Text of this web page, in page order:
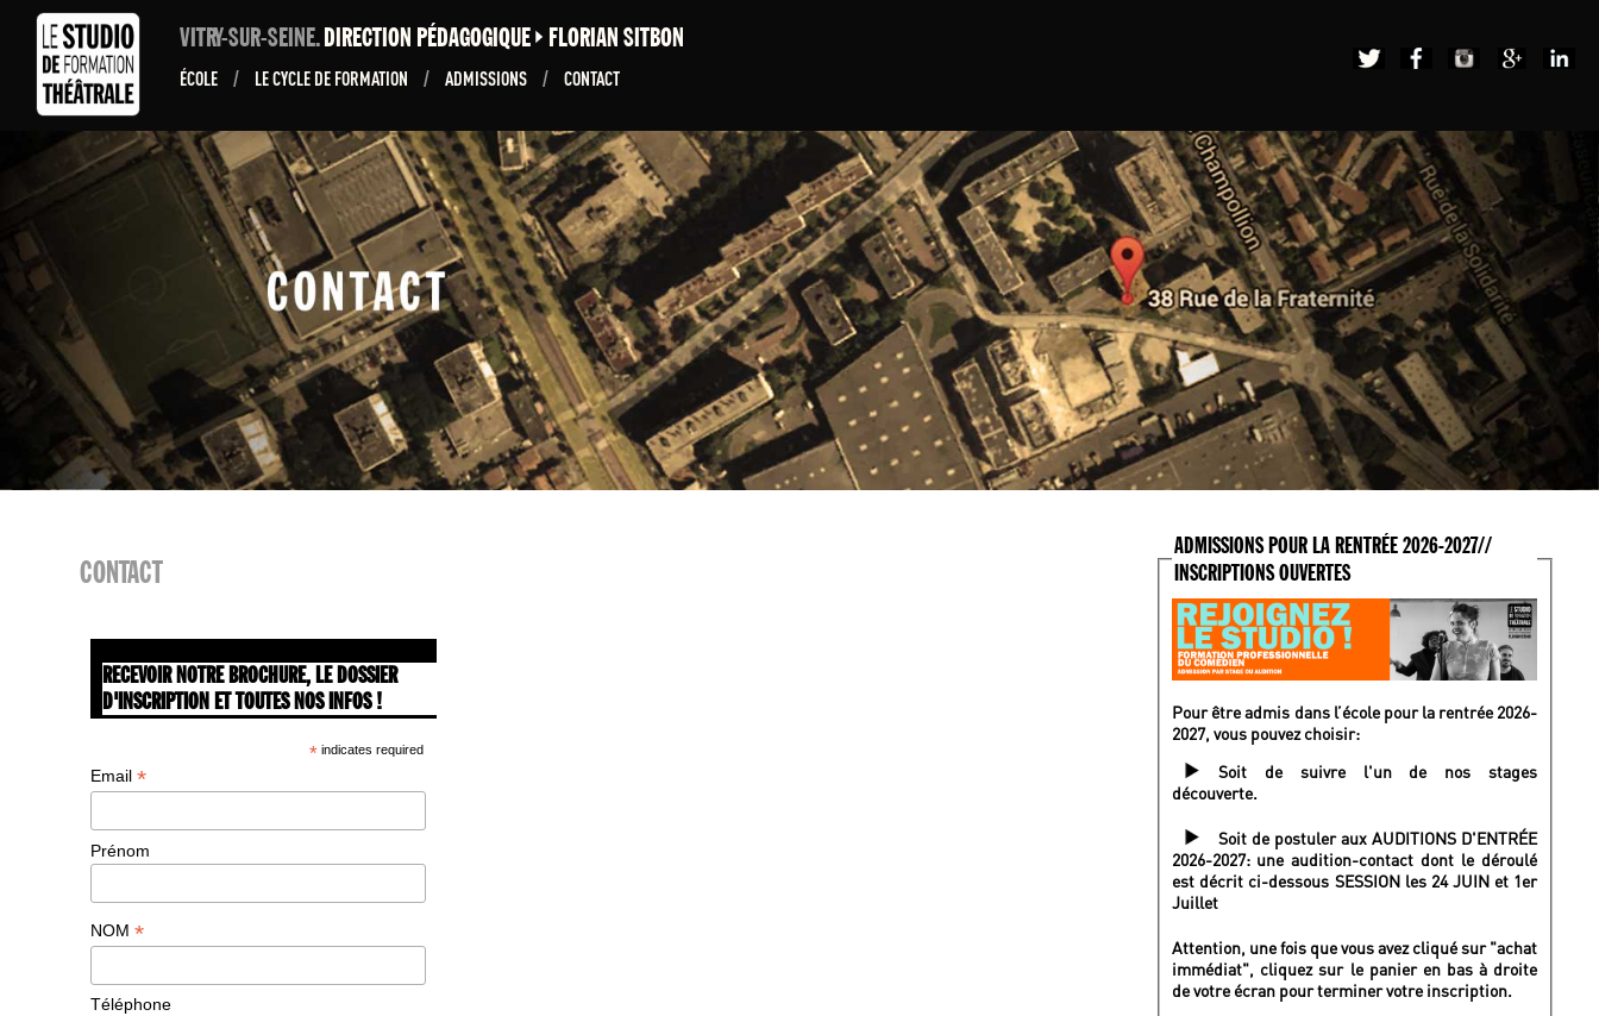
VITRY-SUR-SEINE.DIRECTION PÉDAGOGIQUE FLORIAN SITBON
ÉCOLE / LE CYCLE DE FORMATION / ADMISSIONS / CONTACT
CONTACT
RECEVOIR NOTRE BROCHURE, LE DOSSIER
D'INSCRIPTION ET TOUTES NOS INFOS !
*indicates required
Email*
Prénom
NOM*
Téléphone
ADMISSIONS POUR LA RENTRÉE 2026-2027//
INSCRIPTIONS OUVERTES
Pour être admis dans l’école pour la rentrée 2026-
2027, vous pouvez choisir:
Soit de suivre l'un de nos stages
découverte.
Soit de postuler aux AUDITIONS D'ENTRÉE
2026-2027: une audition-contact dont le déroulé
est décrit ci-dessous SESSION les 24 JUIN et 1er
Juillet
Attention, une fois que vous avez cliqué sur "achat
immédiat", cliquez sur le panier en bas à droite
de votre écran pour terminer votre inscription.